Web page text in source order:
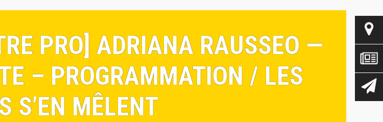
PRO] ADRIANA RAUSSEO —
– PROGRAMMATION / LES
S’EN MÊLENT